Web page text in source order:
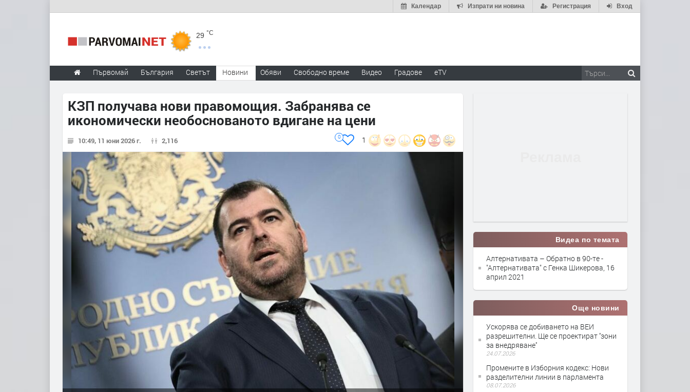
Вход
Регистрация
Изпрати ни новина
Календар
29 °C
Първомай България Светът Новини Обяви Свободно време Видео Градове eTV
КЗП получава нови правомощия. Забранява се
икономически необоснованото вдигане на цени
10:49, 11 юни 2026 г. 2,116 1
0
Видеа по темата
Алтернативата – Обратно в 90-те -
"Алтернативата" с Генка Шикерова, 16
април 2021
Още новини
Ускорява се добиването на ВЕИ
разрешителни. Ще се проектират ''зони
за внедряване''
24.07.2026
Промените в Изборния кодекс: Нови
разделителни линии в парламента
08.07.2026